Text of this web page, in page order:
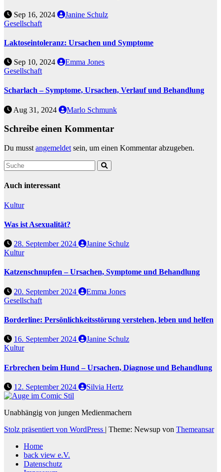
Sep 16, 2024
Janine Schulz
Gesellschaft
Laktoseintoleranz: Ursachen und Symptome
Sep 10, 2024
Emma Jones
Gesellschaft
Scharlach – Symptome, Ursachen, Verlauf und Behandlung
Aug 31, 2024 Marlo Schmunk
Schreibe einen Kommentar
Du musst angemeldet sein, um einen Kommentar abzugeben.
Auch interessant
Kultur
Was ist Asexualität?
28. September 2024
Janine Schulz
Kultur
Katzenschnupfen – Ursachen, Symptome und Behandlung
20. September 2024
Emma Jones
Gesellschaft
Borderline: Persönlichkeitsstörung verstehen, leben und helfen
16. September 2024
Janine Schulz
Kultur
Erbrechen beim Hund – Ursachen, Diagnose und Behandlung
12. September 2024 Silvia Hertz
Unabhängig von jungen Medienmachern
Stolz präsentiert von WordPress | Theme: Newsup von Themeansar
Home
back view e.V.
Datenschutz